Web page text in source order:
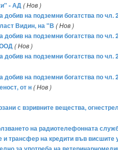
- АД( Нов )
на подземни богатства по чл.
Видин, на "В ( Нов )
на подземни богатства по
ООД( Нов )
на подземни богатства по чл.
на подземни богатства по
от н( Нов )
с взривните вещества,
на радиотелефонната
и трансфер на кредити във